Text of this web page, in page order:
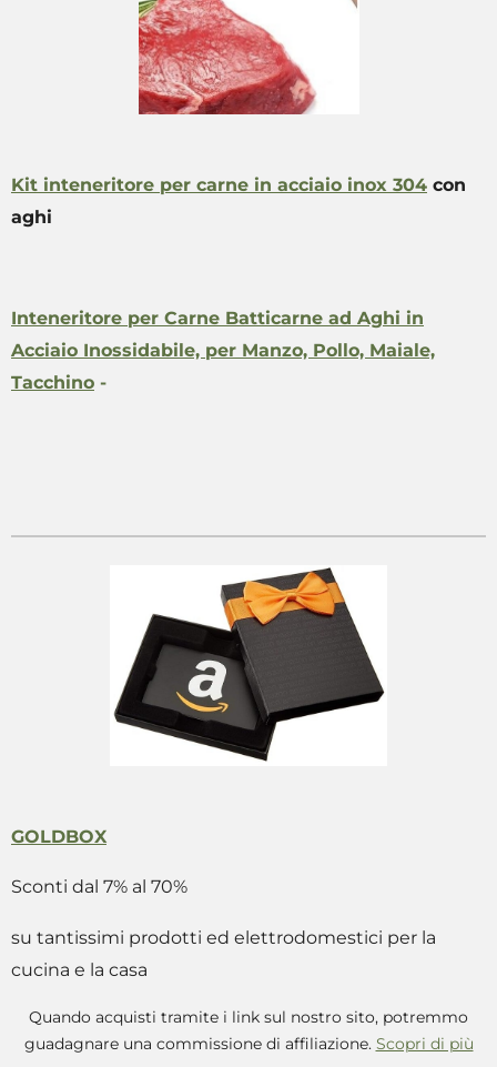
Kit inteneritore per carne in acciaio inox 304 con
aghi
Inteneritore per Carne Batticarne ad Aghi in
Acciaio Inossidabile, per Manzo, Pollo, Maiale,
Tacchino -
GOLDBOX
Sconti dal 7% al 70%
su tantissimi prodotti ed elettrodomestici per la
cucina e la casa
Quando acquisti tramite i link sul nostro sito, potremmo
guadagnare una commissione di affiliazione. Scopri di più